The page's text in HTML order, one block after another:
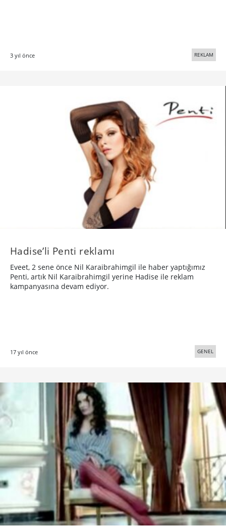
3 yıl önce REKLAM
Hadise’li Penti reklamı
Eveet, 2 sene önce Nil Karaibrahimgil ile haber yaptığımız
Penti, artık Nil Karaibrahimgil yerine Hadise ile reklam
kampanyasına devam ediyor.
17 yıl önce GENEL